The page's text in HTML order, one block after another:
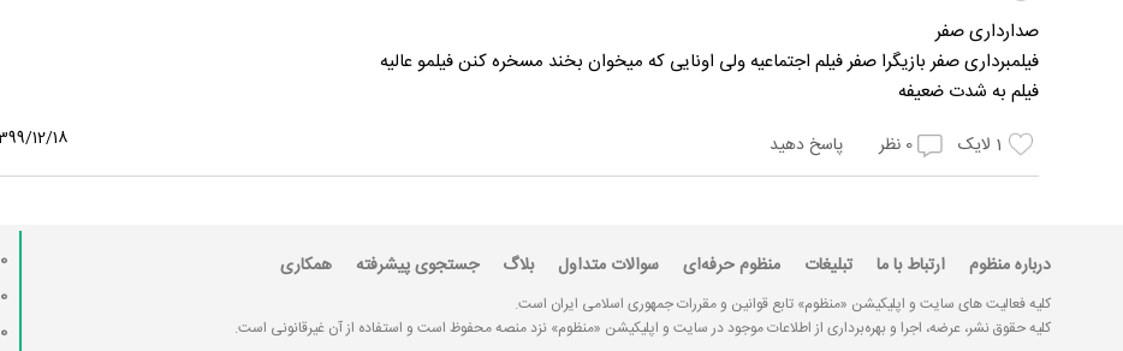
صدارداری صفر
فیلمبرداری صفر بازیگرا صفر فیلم اجتماعیه ولی اونایی که میخوان بخند مسخره کنن فیلمو عالیه
فیلم به شدت ضعیفه
1 لایک 0 نظر پاسخ دهید 12/18
درباره منظوم ارتباط با ما تبلیغات منظوم حرفه‌ای سوالات متداول بلاگ جستجوی پیشرفته همکاری
کلیه فعالیت های سایت و اپلیکیشن «منظوم» تابع قوانین و مقررات جمهوری اسلامی ایران است.
کلیه حقوق نشر، عرضه، اجرا و بهره‌برداری از اطلاعات موجود در سایت و اپلیکیشن «منظوم» نزد منصه محفوظ است و استفاده از آن غیرقانونی است.
50
20
20